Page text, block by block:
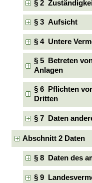
§ 2
§ 3 Aufsicht
§ 4 Untere
§ 5 Betreten
Anlagen
§ 6 Pflichten
Dritten
§ 7 Daten
Abschnitt 2 Daten
§ 8 Daten des
§ 9